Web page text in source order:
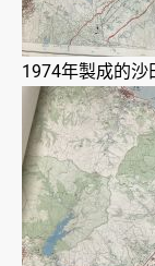
1974年製成的沙